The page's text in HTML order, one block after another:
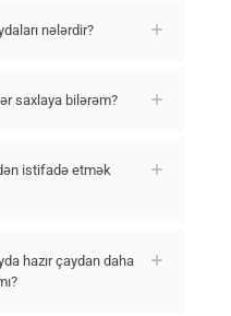
nələrdir?
saxlaya bilərəm?
istifadə etmək
hazır çaydan daha